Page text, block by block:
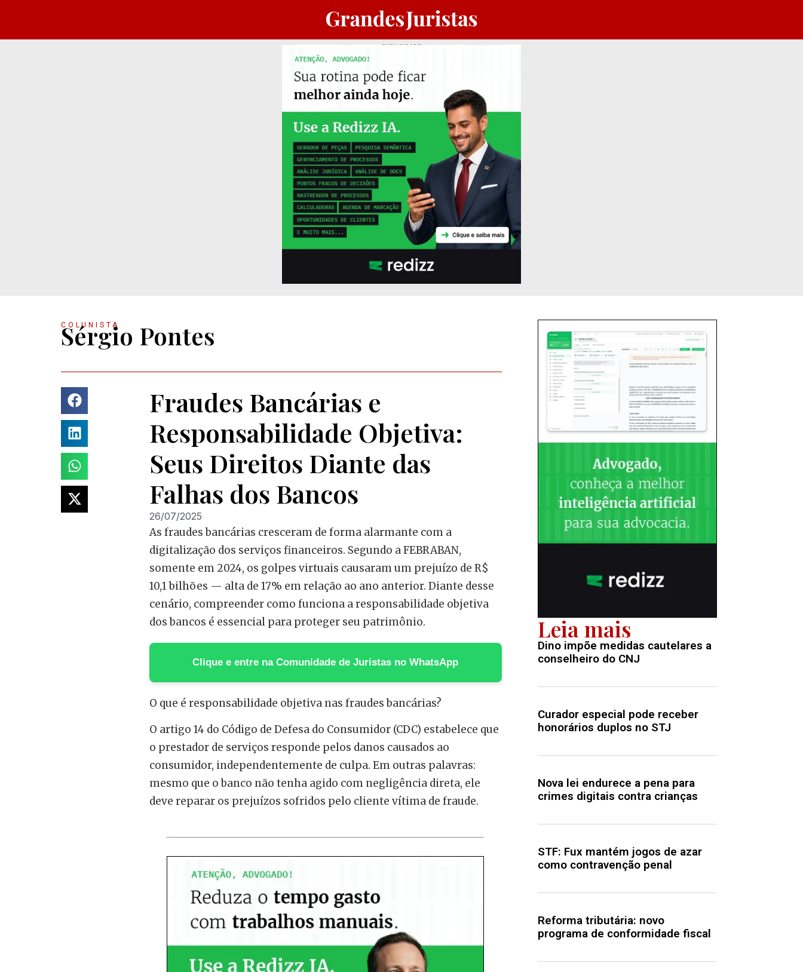
PUBLICIDADE
COLUNISTA
Sérgio Pontes
Fraudes Bancárias e
Responsabilidade Objetiva:
Seus Direitos Diante das
Falhas dos Bancos
26/07/2025
As fraudes bancárias cresceram de forma alarmante com a
digitalização dos serviços financeiros. Segundo a FEBRABAN,
somente em 2024, os golpes virtuais causaram um prejuízo de R$
10,1 bilhões — alta de 17% em relação ao ano anterior. Diante desse
cenário, compreender como funciona a responsabilidade objetiva
dos bancos é essencial para proteger seu patrimônio.
Clique e entre na Comunidade de Juristas no WhatsApp
O que é responsabilidade objetiva nas fraudes bancárias?
O artigo 14 do Código de Defesa do Consumidor (CDC) estabelece que
o prestador de serviços responde pelos danos causados ao
consumidor, independentemente de culpa. Em outras palavras:
mesmo que o banco não tenha agido com negligência direta, ele
deve reparar os prejuízos sofridos pelo cliente vítima de fraude.
Leia mais
Dino impõe medidas cautelares a
conselheiro do CNJ
Curador especial pode receber
honorários duplos no STJ
Nova lei endurece a pena para
crimes digitais contra crianças
STF: Fux mantém jogos de azar
como contravenção penal
Reforma tributária: novo
programa de conformidade fiscal